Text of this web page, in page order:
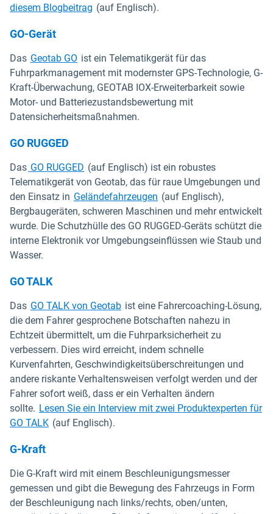
diesem Blogbeitrag (auf Englisch).
GO-Gerät
Das Geotab GO ist ein Telematikgerät für das
Fuhrparkmanagement mit modernster GPS-Technologie, G-
Kraft-Überwachung, GEOTAB IOX-Erweiterbarkeit sowie
Motor- und Batteriezustandsbewertung mit
Datensicherheitsmaßnahmen.
GO RUGGED
Das GO RUGGED (auf Englisch) ist ein robustes
Telematikgerät von Geotab, das für raue Umgebungen und
den Einsatz in Geländefahrzeugen (auf Englisch),
Bergbaugeräten, schweren Maschinen und mehr entwickelt
wurde. Die Schutzhülle des GO RUGGED-Geräts schützt die
interne Elektronik vor Umgebungseinflüssen wie Staub und
Wasser.
GO TALK
Das GO TALK von GeotabIn neuem Fenster öffnen
ist eine Fahrercoaching-Lösung,
die dem Fahrer gesprochene Botschaften nahezu in
Echtzeit übermittelt, um die Fuhrparksicherheit zu
verbessern. Dies wird erreicht, indem schnelle
Kurvenfahrten, Geschwindigkeitsüberschreitungen und
andere riskante Verhaltensweisen verfolgt werden und der
Fahrer sofort weiß, dass er ein Verhalten ändern
sollte. Lesen Sie ein Interview mit zwei Produktexperten für
GO TALK (auf Englisch).
G-Kraft
Die G-Kraft wird mit einem Beschleunigungsmesser
gemessen und gibt die Bewegung des Fahrzeugs in Form
der Beschleunigung nach links/rechts, oben/unten,